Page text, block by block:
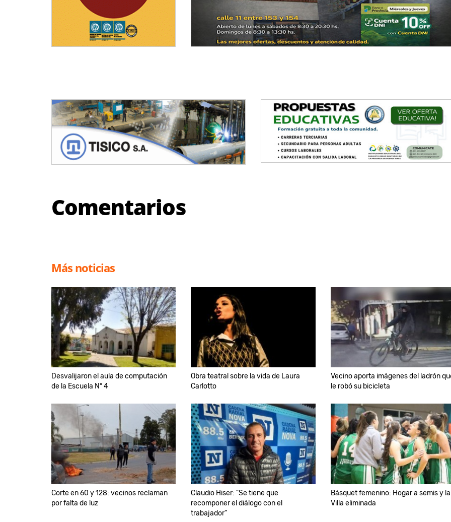
Comentarios
Más noticias
Desvalijaron el aula de computación
de la Escuela N° 4
Obra teatral sobre la vida de Laura
Carlotto
Vecino aporta imágenes del ladrón
le robó su bicicleta
Corte en 60 y 128: vecinos reclaman
por falta de luz
Claudio Hiser: "Se tiene que
recomponer el diálogo con el
trabajador"
Básquet femenino: Hogar a semis y la
Villa eliminada